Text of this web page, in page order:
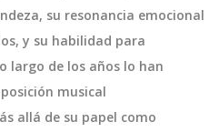
su resonancia emocional
y su habilidad para
largo de los años lo han
musical
allá de su papel como